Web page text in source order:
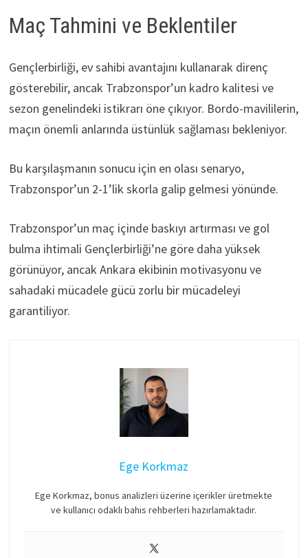
Maç Tahmini ve Beklentiler
Gençlerbirliği, ev sahibi avantajını kullanarak direnç
gösterebilir, ancak Trabzonspor’un kadro kalitesi ve
sezon genelindeki istikrarı öne çıkıyor. Bordo-mavililerin,
maçın önemli anlarında üstünlük sağlaması bekleniyor.
Bu karşılaşmanın sonucu için en olası senaryo,
Trabzonspor’un 2-1’lik skorla galip gelmesi yönünde.
Trabzonspor’un maç içinde baskıyı artırması ve gol
bulma ihtimali Gençlerbirliği’ne göre daha yüksek
görünüyor, ancak Ankara ekibinin motivasyonu ve
sahadaki mücadele gücü zorlu bir mücadeleyi
garantiliyor.
Ege Korkmaz
Ege Korkmaz, bonus analizleri üzerine içerikler üretmekte
ve kullanıcı odaklı bahis rehberleri hazırlamaktadır.